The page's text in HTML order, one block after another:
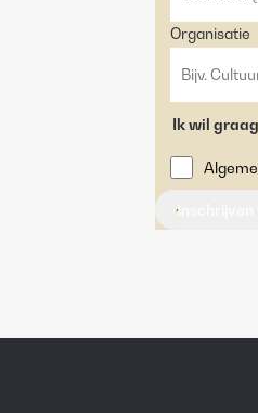
Organisatie
Ik wil
Inschrijven